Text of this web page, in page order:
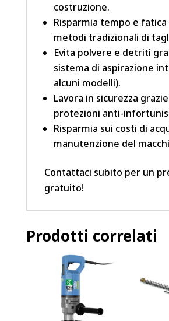
costruzione.
Risparmia tempo e
metodi tradizionali di
Evita polvere e detriti
sistema di aspirazione
alcuni modelli).
Lavora in sicurezza
protezioni anti-
Risparmia sui costi di
manutenzione del
Contattaci subito per un
gratuito!
Prodotti correlati